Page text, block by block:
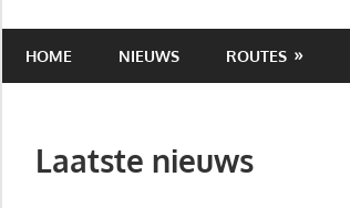
Avond4daagse
Hoogkerk
HOME NIEUWS ROUTES
Laatste nieuws